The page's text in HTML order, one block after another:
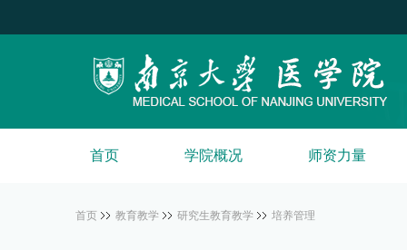
首页 学院概况 师资力量
首页 教育教学 研究生教育教学 培养管理